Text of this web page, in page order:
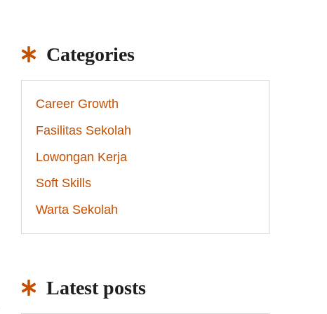
Categories
Career Growth
Fasilitas Sekolah
Lowongan Kerja
Soft Skills
Warta Sekolah
Latest posts